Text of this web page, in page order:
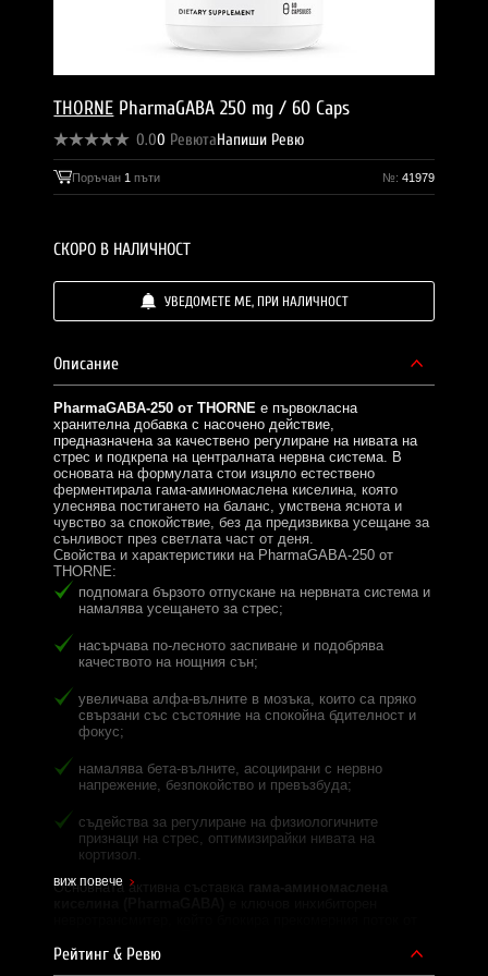
THORNE PharmaGABA 250 mg / 60 Caps
0.00 РевютаНапиши Ревю
Поръчан 1 пъти №: 41979
СКОРО В НАЛИЧНОСТ
УВЕДОМЕТЕ МЕ, ПРИ НАЛИЧНОСТ
Описание
PharmaGABA-250 от THORNE е първокласна
хранителна добавка с насочено действие,
предназначена за качествено регулиране на нивата на
стрес и подкрепа на централната нервна система. В
основата на формулата стои изцяло естествено
ферментирала гама-аминомаслена киселина, която
улеснява постигането на баланс, умствена яснота и
чувство за спокойствие, без да предизвиква усещане за
сънливост през светлата част от деня.
Свойства и характеристики на PharmaGABA-250 от
THORNE:
подпомага бързото отпускане на нервната система и
намалява усещането за стрес;
насърчава по-лесното заспиване и подобрява
качеството на нощния сън;
увеличaва алфа-вълните в мозъка, които са пряко
свързани със състояние на спокойна бдителност и
фокус;
намалява бета-вълните, асоциирани с нервно
напрежение, безпокойство и превъзбуда;
съдейства за регулиране на физиологичните
признаци на стрес, оптимизирайки нивата на
кортизол.
Основната активна съставка
клетки от претоварване и помага за успокояване на ума
виж повече
Рейтинг & Ревю